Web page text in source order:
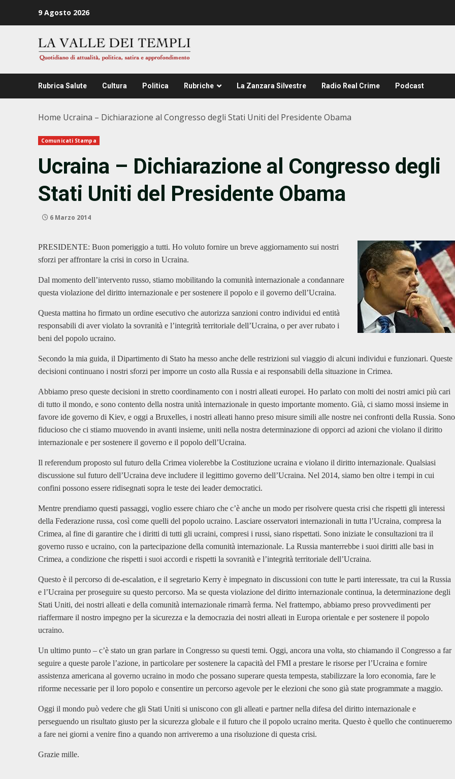
9 Agosto 2026
Rubrica Salute Cultura Politica Rubriche La Zanzara Silvestre Radio Real Crime Podcast
Home Ucraina – Dichiarazione al Congresso degli Stati Uniti del Presidente Obama
Comunicati Stampa
Ucraina – Dichiarazione al Congresso degli
Stati Uniti del Presidente Obama
6 Marzo 2014
PRESIDENTE: Buon pomeriggio a tutti. Ho voluto fornire un breve aggiornamento sui nostri
sforzi per affrontare la crisi in corso in Ucraina.
Dal momento dell’intervento russo, stiamo mobilitando la comunità internazionale a condannare
questa violazione del diritto internazionale e per sostenere il popolo e il governo dell’Ucraina.
Questa mattina ho firmato un ordine esecutivo che autorizza sanzioni contro individui ed entità
responsabili di aver violato la sovranità e l’integrità territoriale dell’Ucraina, o per aver rubato i
beni del popolo ucraino.
Secondo la mia guida, il Dipartimento di Stato ha messo anche delle restrizioni sul viaggio di alcuni individui e funzionari. Queste
decisioni continuano i nostri sforzi per imporre un costo alla Russia e ai responsabili della situazione in Crimea.
Abbiamo preso queste decisioni in stretto coordinamento con i nostri alleati europei. Ho parlato con molti dei nostri amici più cari
di tutto il mondo, e sono contento della nostra unità internazionale in questo importante momento. Già, ci siamo mossi insieme in
favore ide governo di Kiev, e oggi a Bruxelles, i nostri alleati hanno preso misure simili alle nostre nei confronti della Russia. Sono
fiducioso che ci stiamo muovendo in avanti insieme, uniti nella nostra determinazione di opporci ad azioni che violano il diritto
internazionale e per sostenere il governo e il popolo dell’Ucraina.
Il referendum proposto sul futuro della Crimea violerebbe la Costituzione ucraina e violano il diritto internazionale. Qualsiasi
discussione sul futuro dell’Ucraina deve includere il legittimo governo dell’Ucraina. Nel 2014, siamo ben oltre i tempi in cui
confini possono essere ridisegnati sopra le teste dei leader democratici.
Mentre prendiamo questi passaggi, voglio essere chiaro che c’è anche un modo per risolvere questa crisi che rispetti gli interessi
della Federazione russa, così come quelli del popolo ucraino. Lasciare osservatori internazionali in tutta l’Ucraina, compresa la
Crimea, al fine di garantire che i diritti di tutti gli ucraini, compresi i russi, siano rispettati. Sono iniziate le consultazioni tra il
governo russo e ucraino, con la partecipazione della comunità internazionale. La Russia manterrebbe i suoi diritti alle basi in
Crimea, a condizione che rispetti i suoi accordi e rispetti la sovranità e l’integrità territoriale dell’Ucraina.
Questo è il percorso di de-escalation, e il segretario Kerry è impegnato in discussioni con tutte le parti interessate, tra cui la Russia
e l’Ucraina per proseguire su questo percorso. Ma se questa violazione del diritto internazionale continua, la determinazione degli
Stati Uniti, dei nostri alleati e della comunità internazionale rimarrà ferma. Nel frattempo, abbiamo preso provvedimenti per
riaffermare il nostro impegno per la sicurezza e la democrazia dei nostri alleati in Europa orientale e per sostenere il popolo
ucraino.
Un ultimo punto – c’è stato un gran parlare in Congresso su questi temi. Oggi, ancora una volta, sto chiamando il Congresso a far
seguire a queste parole l’azione, in particolare per sostenere la capacità del FMI a prestare le risorse per l’Ucraina e fornire
assistenza americana al governo ucraino in modo che possano superare questa tempesta, stabilizzare la loro economia, fare le
riforme necessarie per il loro popolo e consentire un percorso agevole per le elezioni che sono già state programmate a maggio.
Oggi il mondo può vedere che gli Stati Uniti si uniscono con gli alleati e partner nella difesa del diritto internazionale e
perseguendo un risultato giusto per la sicurezza globale e il futuro che il popolo ucraino merita. Questo è quello che continueremo
a fare nei giorni a venire fino a quando non arriveremo a una risoluzione di questa crisi.
Grazie mille.